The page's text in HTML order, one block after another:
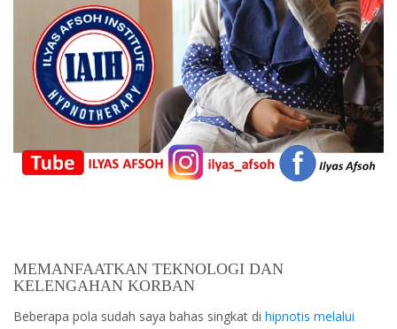
MEMANFAATKAN TEKNOLOGI DAN
KELENGAHAN KORBAN
Beberapa pola sudah saya bahas singkat di hipnotis melalui